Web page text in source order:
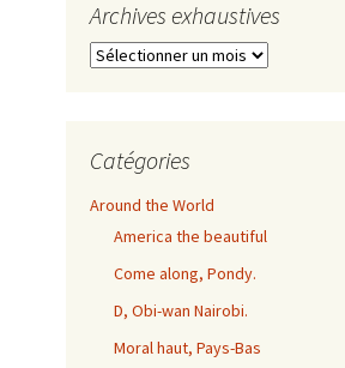
Archives exhaustives
Archives
Catégories
Around the World
America the beautiful
Come along, Pondy.
D, Obi-wan Nairobi.
Moral haut, Pays-Bas